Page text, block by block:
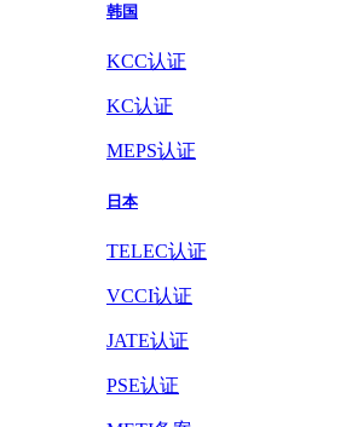
韩国
KCC认证
KC认证
MEPS认证
日本
TELEC认证
VCCI认证
JATE认证
PSE认证